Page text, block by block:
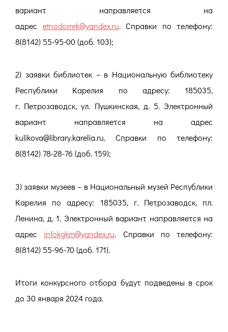
вариант направляется на
адрес etnodomrk@yandex.ru. Справки по телефону:
8(8142) 55-95-00 (доб. 103);
2) заявки библиотек – в Национальную библиотеку
Республики Карелия по адресу: 185035,
г. Петрозаводск, ул. Пушкинская, д. 5. Электронный
вариант направляется на адрес
kulikova@library.karelia.ru. Справки по телефону:
8(8142) 78-28-76 (доб. 159);
3) заявки музеев – в Национальный музей Республики
Карелия по адресу: 185035, г. Петрозаводск, пл.
Ленина, д. 1. Электронный вариант направляется на
адрес infokgkm@yandex.ru. Справки по телефону:
8(8142) 55-96-70 (доб. 171).
Итоги конкурсного отбора будут подведены в срок
до 30 января 2024 года.